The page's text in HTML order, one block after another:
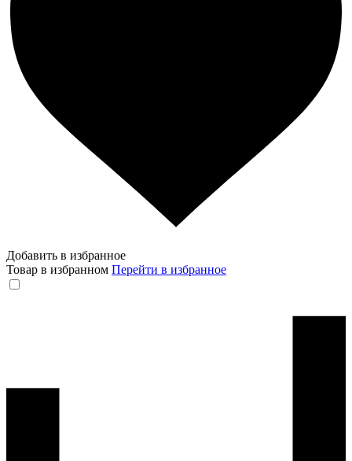
Добавить в избранное
Товар в избранном Перейти в избранное